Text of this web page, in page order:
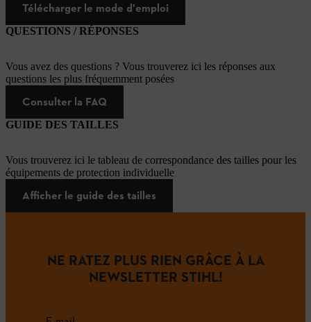
Télécharger le mode d'emploi
QUESTIONS / RÉPONSES
Vous avez des questions ? Vous trouverez ici les réponses aux
questions les plus fréquemment posées
Consulter la FAQ
GUIDE DES TAILLES
Vous trouverez ici le tableau de correspondance des tailles pour les
équipements de protection individuelle
Afficher le guide des tailles
NE RATEZ PLUS RIEN GRÂCE À LA
NEWSLETTER STIHL!